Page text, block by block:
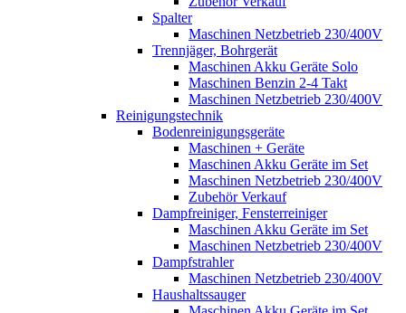
Spalter
Maschinen Netzbetrieb 230/400V
Trennjäger, Bohrgerät
Maschinen Akku Geräte Solo
Maschinen Benzin 2-4 Takt
Maschinen Netzbetrieb 230/400V
Reinigungstechnik
Bodenreinigungsgeräte
Maschinen + Geräte
Maschinen Akku Geräte im Set
Maschinen Netzbetrieb 230/400V
Zubehör Verkauf
Dampfreiniger, Fensterreiniger
Maschinen Akku Geräte im Set
Maschinen Netzbetrieb 230/400V
Dampfstrahler
Maschinen Netzbetrieb 230/400V
Haushaltssauger